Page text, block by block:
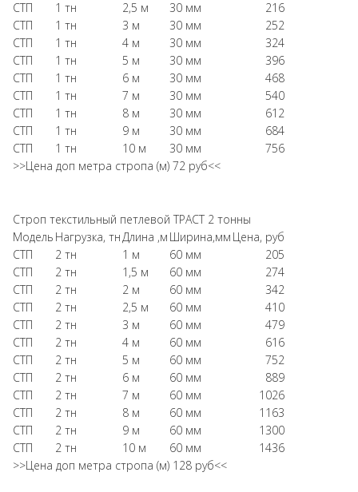
СТП
1 тн 2,5 м 30 мм
216
СТП
1 тн 3 м 30 мм
252
СТП
1 тн 4 м 30 мм
324
СТП
1 тн 5 м 30 мм
396
СТП
1 тн 6 м 30 мм
468
СТП
1 тн 7 м 30 мм
540
СТП
1 тн 8 м 30 мм
612
СТП
1 тн 9 м 30 мм
684
СТП
1 тн 10 м 30 мм
756
>>Цена доп метра стропа (м) 72 руб<<
Строп текстильный петлевой ТРАСТ 2 тонны
Модель Нагрузка, тнДлина ,м Ширина,мм Цена, руб
СТП
2 тн 1 м 60 мм
205
СТП
2 тн 1,5 м 60 мм
274
СТП
2 тн 2 м 60 мм
342
СТП
2 тн 2,5 м 60 мм
410
СТП
2 тн 3 м 60 мм
479
СТП
2 тн 4 м 60 мм
616
СТП
2 тн 5 м 60 мм
752
СТП
2 тн 6 м 60 мм
889
СТП
2 тн 7 м 60 мм
1026
СТП
2 тн 8 м 60 мм
1163
СТП
2 тн 9 м 60 мм
1300
СТП
2 тн 10 м 60 мм
1436
>>Цена доп метра стропа (м) 128 руб<<